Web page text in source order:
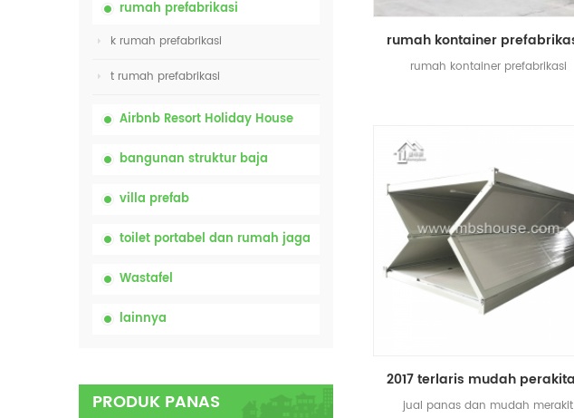
rumah prefabrikasi
k rumah prefabrikasi
t rumah prefabrikasi
Airbnb Resort Holiday House
bangunan struktur baja
villa prefab
toilet portabel dan rumah jaga
Wastafel
lainnya
PRODUK PANAS
rumah kontainer prefabrikasi
jual panas dan mudah merakit